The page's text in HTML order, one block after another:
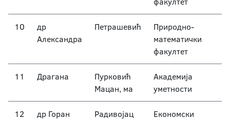
10
др
Александра
Петрашевић
Природно-
математички
факултет
11 Драгана
Пурковић
Мацан, ма
Академија
уметности
12 др Горан Радивојац
Економски